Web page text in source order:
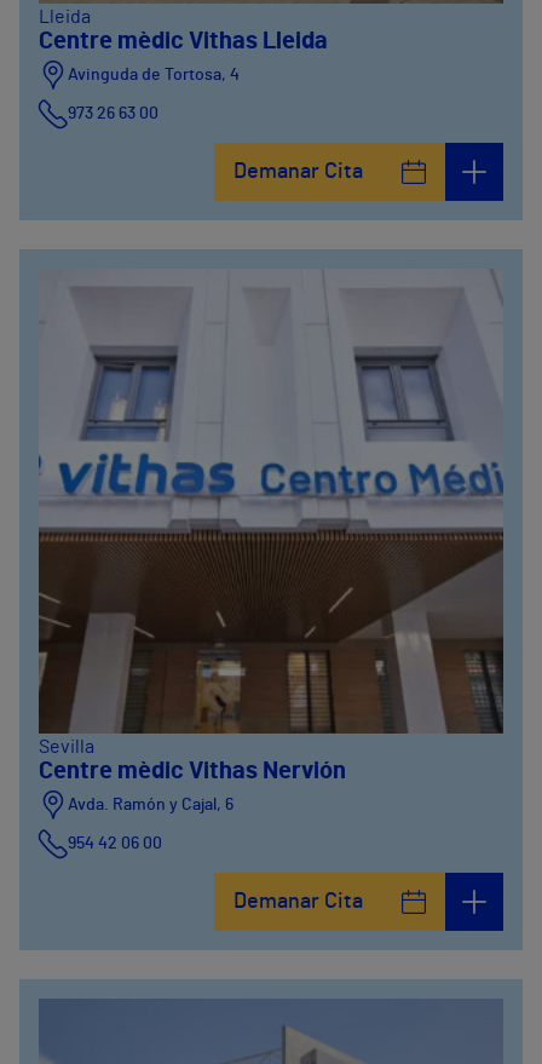
Lleida
Centre mèdic Vithas Lleida
Avinguda de Tortosa, 4
973 26 63 00
Demanar Cita
Sevilla
Centre mèdic Vithas Nervión
Avda. Ramón y Cajal, 6
954 42 06 00
Demanar Cita